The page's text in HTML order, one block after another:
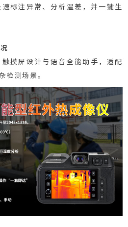
标注异常、分析温差，并一键生
摸屏设计与语音全能助手，适配
检测场景。